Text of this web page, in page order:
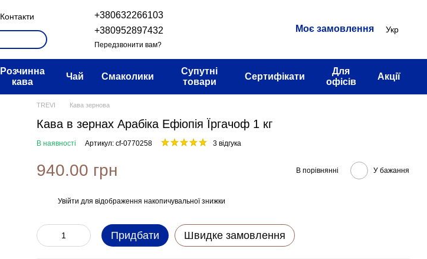
Контакти
+380632266103
+380952897432
Передзвонити вам?
Моє замовлення Укр
Розчинна
кава
Чай Смаколики
Супутні
товари
Сертифікати
Для
офісів
Акції
TREVI Кава зернова
Кава в зернах Арабіка Ефіопія Їргачоф 1 кг
В наявності Артикул: cf-0770258 3 відгука
940.00 грн В порівнянні У бажання
Увійти для відображення накопичувальної знижки
Придбати Швидке замовлення